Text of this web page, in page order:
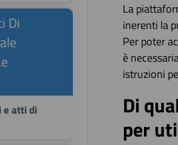
Di
e atti di
La
inerenti la
Per poter
è
istruzioni
Di
per